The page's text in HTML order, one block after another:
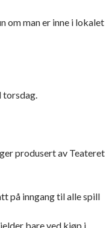
om man er inne i lokalet
torsdag.
produsert av Teateret
på inngang til alle spill
bare ved kjøp i